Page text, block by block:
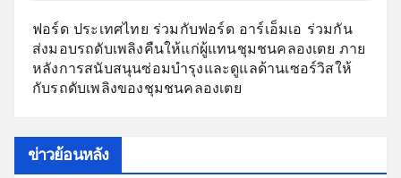
ฟอร์ด ประเทศไทย ร่วมกับฟอร์ด อาร์เอ็มเอ ร่วมกัน
ส่งมอบรถดับเพลิงคืนให้แก่ผู้แทนชุมชนคลองเตย ภาย
หลังการสนับสนุนซ่อมบำรุงและดูแลด้านเซอร์วิสให้
กับรถดับเพลิงของชุมชนคลองเตย
ข่าวย้อนหลัง